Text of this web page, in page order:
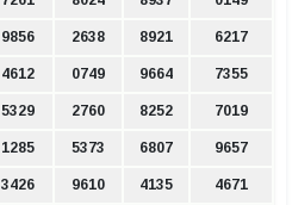
9856 2638 8921 6217
4612 0749 9664 7355
5329 2760 8252 7019
1285 5373 6807 9657
3426 9610 4135 4671